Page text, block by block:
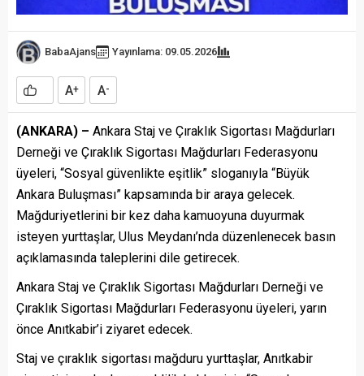
BabaAjans Yayınlama: 09.05.2026
A+ A-
(ANKARA) – Ankara Staj ve Çıraklık Sigortası Mağdurları
Derneği ve Çıraklık Sigortası Mağdurları Federasyonu
üyeleri, “Sosyal güvenlikte eşitlik” sloganıyla “Büyük
Ankara Buluşması” kapsamında bir araya gelecek.
Mağduriyetlerini bir kez daha kamuoyuna duyurmak
isteyen yurttaşlar, Ulus Meydanı’nda düzenlenecek basın
açıklamasında taleplerini dile getirecek.
Ankara Staj ve Çıraklık Sigortası Mağdurları Derneği ve
Çıraklık Sigortası Mağdurları Federasyonu üyeleri, yarın
önce Anıtkabir’i ziyaret edecek.
Staj ve çıraklık sigortası mağduru yurttaşlar, Anıtkabir